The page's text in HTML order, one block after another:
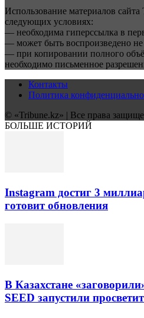
Использование материалов
следующих условиях:
— необходима гиперссылка в
— может быть воспроизведено не
— при копировании полного
необходимо письменное
Контакты
Политика
© «Tribune.kz» | Все права
БОЛЬШЕ ИСТОРИЙ
Instagram достиг 3
готовит обновления
В Казахстане
SEED запустили